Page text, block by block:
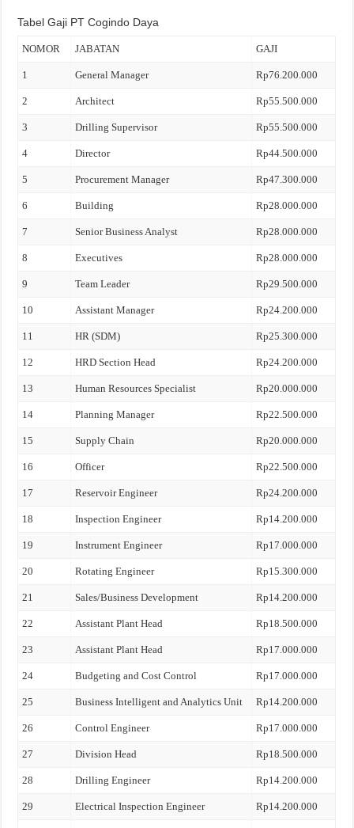
Tabel Gaji PT Cogindo Daya
NOMOR JABATAN GAJI
1 General Manager Rp76.200.000
2 Architect Rp55.500.000
3 Drilling Supervisor Rp55.500.000
4 Director Rp44.500.000
5 Procurement Manager Rp47.300.000
6 Building Rp28.000.000
7 Senior Business Analyst Rp28.000.000
8 Executives Rp28.000.000
9 Team Leader Rp29.500.000
10 Assistant Manager Rp24.200.000
11 HR (SDM) Rp25.300.000
12 HRD Section Head Rp24.200.000
13 Human Resources Specialist Rp20.000.000
14 Planning Manager Rp22.500.000
15 Supply Chain Rp20.000.000
16 Officer Rp22.500.000
17 Reservoir Engineer Rp24.200.000
18 Inspection Engineer Rp14.200.000
19 Instrument Engineer Rp17.000.000
20 Rotating Engineer Rp15.300.000
21 Sales/Business Development Rp14.200.000
22 Assistant Plant Head Rp18.500.000
23 Assistant Plant Head Rp17.000.000
24 Budgeting and Cost Control Rp17.000.000
25 Business Intelligent and Analytics Unit Rp14.200.000
26 Control Engineer Rp17.000.000
27 Division Head Rp18.500.000
28 Drilling Engineer Rp14.200.000
29 Electrical Inspection Engineer Rp14.200.000